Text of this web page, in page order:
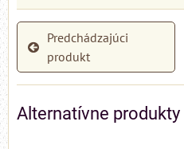
Predchádzajúci
produkt
Alternatívne produkty